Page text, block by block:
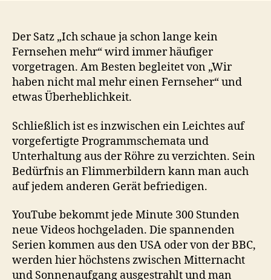
Der Satz „Ich schaue ja schon lange kein
Fernsehen mehr“ wird immer häufiger
vorgetragen. Am Besten begleitet von „Wir
haben nicht mal mehr einen Fernseher“ und
etwas Überheblichkeit.
Schließlich ist es inzwischen ein Leichtes auf
vorgefertigte Programmschemata und
Unterhaltung aus der Röhre zu verzichten. Sein
Bedürfnis an Flimmerbildern kann man auch
auf jedem anderen Gerät befriedigen.
YouTube bekommt jede Minute 300 Stunden
neue Videos hochgeladen. Die spannenden
Serien kommen aus den USA oder von der BBC,
werden hier höchstens zwischen Mitternacht
und Sonnenaufgang ausgestrahlt und man